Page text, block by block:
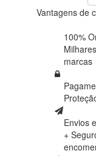
Vantagens de
100%
marcas
Envios
+